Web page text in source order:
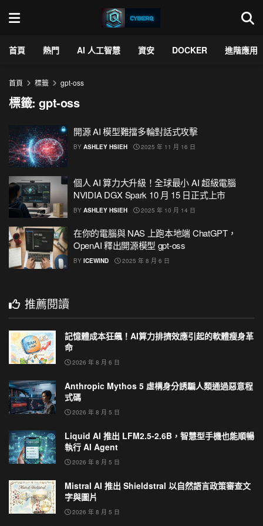
首頁 熱門 AI 人工智慧 資安 DOCKER 進階應用
首頁 標籤 gpt-oss
標籤:gpt-oss
開源 AI 模型難擋多輪對話式攻擊
BY ASHLEY HSIEH 2025 年 11 月 16 日
個人 AI 算力大升級！全球最小 AI 超級電腦
NVIDIA DGX Spark 10 月 15 日正式上市
BY ASHLEY HSIEH 2025 年 10 月 14 日
在你的電腦與 NAS 上跑本地端 ChatGPT，
OpenAI 釋出開源模型 gpt-oss
BY ICEWIND 2025 年 8 月 6 日
推薦閱讀
記憶體成本狂飆！AI算力排擠效應引起的軟體瘦身革
命
2026 年 8 月 6 日
Anthropic Mythos 5 虛構身分誘騙人類通過惡意程
式碼
2026 年 8 月 5 日
Liquid AI 推出 LFM2.5-2.6B，智慧型手機也能順暢
執行 AI Agent
2026 年 8 月 5 日
Mistral AI 推出 Shieldstral 以自然語言政策審查文
字與圖片
2026 年 8 月 5 日